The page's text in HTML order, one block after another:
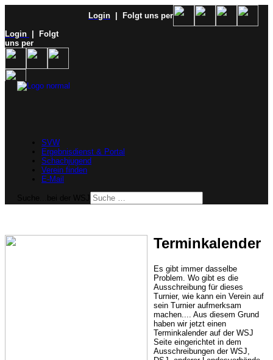
Login
| Folgt uns per
Login
| Folgt
uns per
SVW
Ergebnisdienst & Portal
Schachjugend
Verein finden
E-Mail
Terminkalender
Es gibt immer dasselbe
Problem. Wo gibt es die
Ausschreibung für dieses
Turnier, wie kann ein Verein auf
sein Turnier aufmerksam
machen.... Aus diesem Grund
haben wir jetzt einen
Terminkalender auf der WSJ
Seite eingerichtet in dem
Ausschreibungen der WSJ,